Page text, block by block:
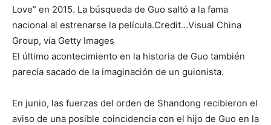
Love” en 2015. La búsqueda de Guo saltó a la fama
nacional al estrenarse la película.Credit…Visual China
Group, vía Getty Images
El último acontecimiento en la historia de Guo también
parecía sacado de la imaginación de un guionista.
En junio, las fuerzas del orden de Shandong recibieron el
aviso de una posible coincidencia con el hijo de Guo en la